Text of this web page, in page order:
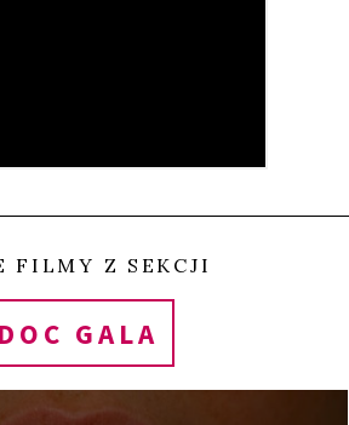
(w sumie jest ich aż pięcioro),
pracę i zajmuje się
potomków i drobnymi pracami
zajmuje się projektowaniem
sklep meblarski. Życie
jest na zmieniające się realia
komunizmu, rozpad
FILMY Z SEKCJI
DOC GALA